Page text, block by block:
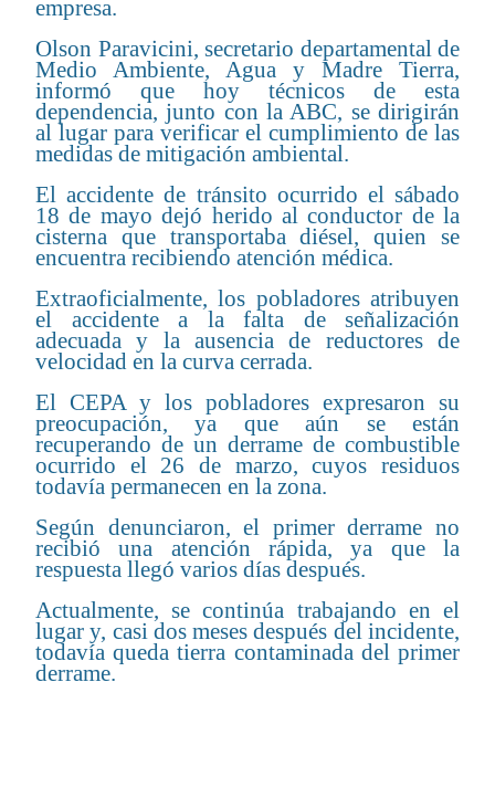
empresa.
Olson Paravicini, secretario departamental de
Medio Ambiente, Agua y Madre Tierra,
informó que hoy técnicos de esta
dependencia, junto con la ABC, se dirigirán
al lugar para verificar el cumplimiento de las
medidas de mitigación ambiental.
El accidente de tránsito ocurrido el sábado
18 de mayo dejó herido al conductor de la
cisterna que transportaba diésel, quien se
encuentra recibiendo atención médica.
Extraoficialmente, los pobladores atribuyen
el accidente a la falta de señalización
adecuada y la ausencia de reductores de
velocidad en la curva cerrada.
El CEPA y los pobladores expresaron su
preocupación, ya que aún se están
recuperando de un derrame de combustible
ocurrido el 26 de marzo, cuyos residuos
todavía permanecen en la zona.
Según denunciaron, el primer derrame no
recibió una atención rápida, ya que la
respuesta llegó varios días después.
Actualmente, se continúa trabajando en el
lugar y, casi dos meses después del incidente,
todavía queda tierra contaminada del primer
derrame.